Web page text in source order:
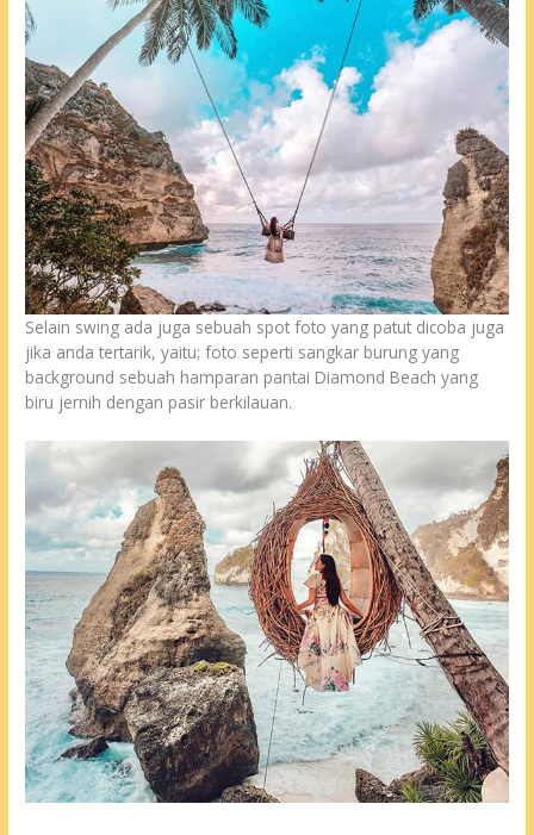
Selain swing ada juga sebuah spot foto yang patut dicoba juga
jika anda tertarik, yaitu; foto seperti sangkar burung yang
background sebuah hamparan pantai Diamond Beach yang
biru jernih dengan pasir berkilauan.